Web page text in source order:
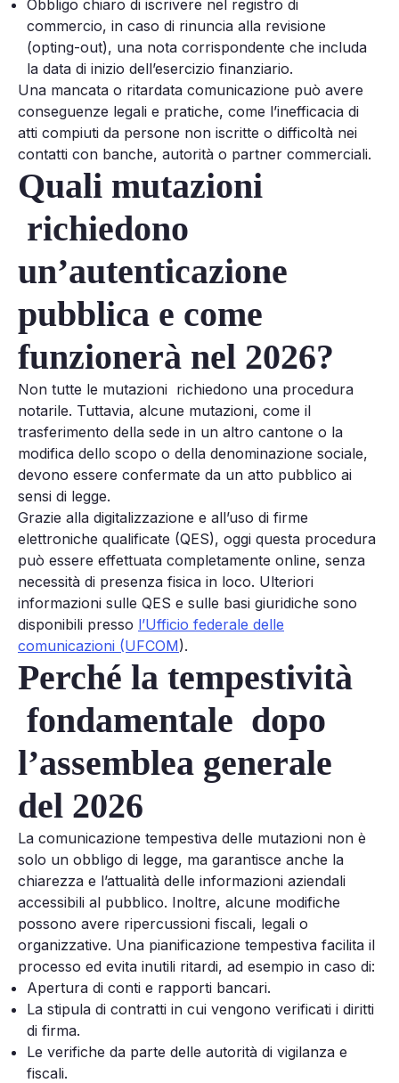
Obbligo chiaro di iscrivere nel registro di
commercio, in caso di rinuncia alla revisione
(opting-out), una nota corrispondente che includa
la data di inizio dell’esercizio finanziario.
Una mancata o ritardata comunicazione può avere
conseguenze legali e pratiche, come l’inefficacia di
atti compiuti da persone non iscritte o difficoltà nei
contatti con banche, autorità o partner commerciali.
Quali mutazioni
richiedono
un’autenticazione
pubblica e come
funzionerà nel 2026?
Non tutte le mutazioni richiedono una procedura
notarile. Tuttavia, alcune mutazioni, come il
trasferimento della sede in un altro cantone o la
modifica dello scopo o della denominazione sociale,
devono essere confermate da un atto pubblico ai
sensi di legge.
Grazie alla digitalizzazione e all’uso di firme
elettroniche qualificate (QES), oggi questa procedura
può essere effettuata completamente online, senza
necessità di presenza fisica in loco. Ulteriori
informazioni sulle QES e sulle basi giuridiche sono
disponibili presso l’Ufficio federale delle
comunicazioni (UFCOM).
Perché la tempestività
fondamentale dopo
l’assemblea generale
del 2026
La comunicazione tempestiva delle mutazioni non è
solo un obbligo di legge, ma garantisce anche la
chiarezza e l’attualità delle informazioni aziendali
accessibili al pubblico. Inoltre, alcune modifiche
possono avere ripercussioni fiscali, legali o
organizzative. Una pianificazione tempestiva facilita il
processo ed evita inutili ritardi, ad esempio in caso di:
Apertura di conti e rapporti bancari.
La stipula di contratti in cui vengono verificati i diritti
di firma.
Le verifiche da parte delle autorità di vigilanza e
fiscali.